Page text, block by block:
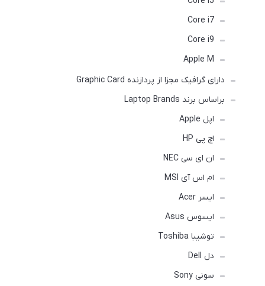
Core i7
Core i9
Apple M
دارای گرافیک مجزا از پردازنده Graphic Card
براساس برند Laptop Brands
اپل Apple
اچ پی HP
ان ای سی NEC
ام اس آی MSI
ایسر Acer
ایسوس Asus
توشیبا Toshiba
دل Dell
سونی Sony